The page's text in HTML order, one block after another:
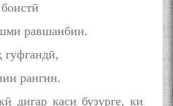
равшанбин.
рангин.
дигар каси бузурге, ки